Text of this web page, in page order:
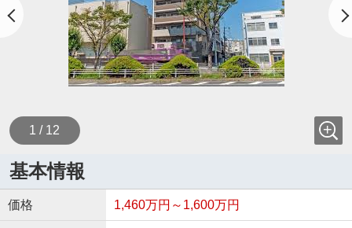
1 / 12
基本情報
価格 1,460万円～1,600万円